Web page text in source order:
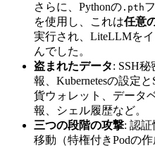
さらに、Pythonの .pth
を使用し、これは任意
実行され、LiteLLMを
んでした。
盗まれたデータ: SSH
報、Kubernetesの設定と
貨ウォレット、データ
報、シェル履歴など。
三つの段階の攻撃: 認
移動（特権付きPodの